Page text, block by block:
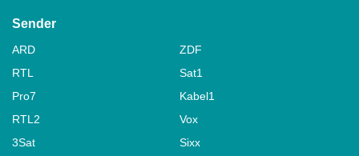
Sender
ARD
ZDF
RTL
Sat1
Pro7
Kabel1
RTL2
Vox
3Sat
Sixx